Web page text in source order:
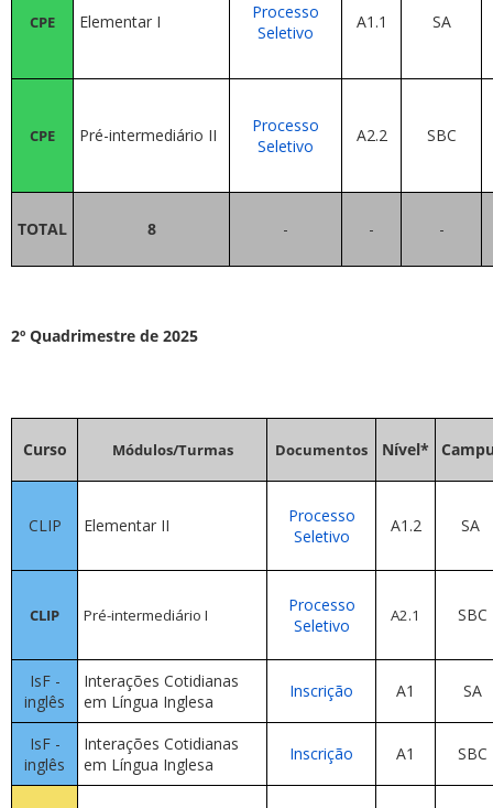
CPE Elementar I
Processo
Seletivo
A1.1 SA
CPE Pré-intermediário II
Processo
Seletivo
A2.2 SBC
TOTAL 8 - - -
2º Quadrimestre de 2025
Curso Módulos/Turmas Documentos Nível*
CLIP Elementar II
Processo
Seletivo
A1.2 SA
CLIP Pré-intermediário I
Processo
Seletivo
A2.1 SBC
IsF -
inglês
Interações Cotidianas
em Língua Inglesa
Inscrição A1 SA
IsF -
inglês
Interações Cotidianas
em Língua Inglesa
Inscrição A1 SBC